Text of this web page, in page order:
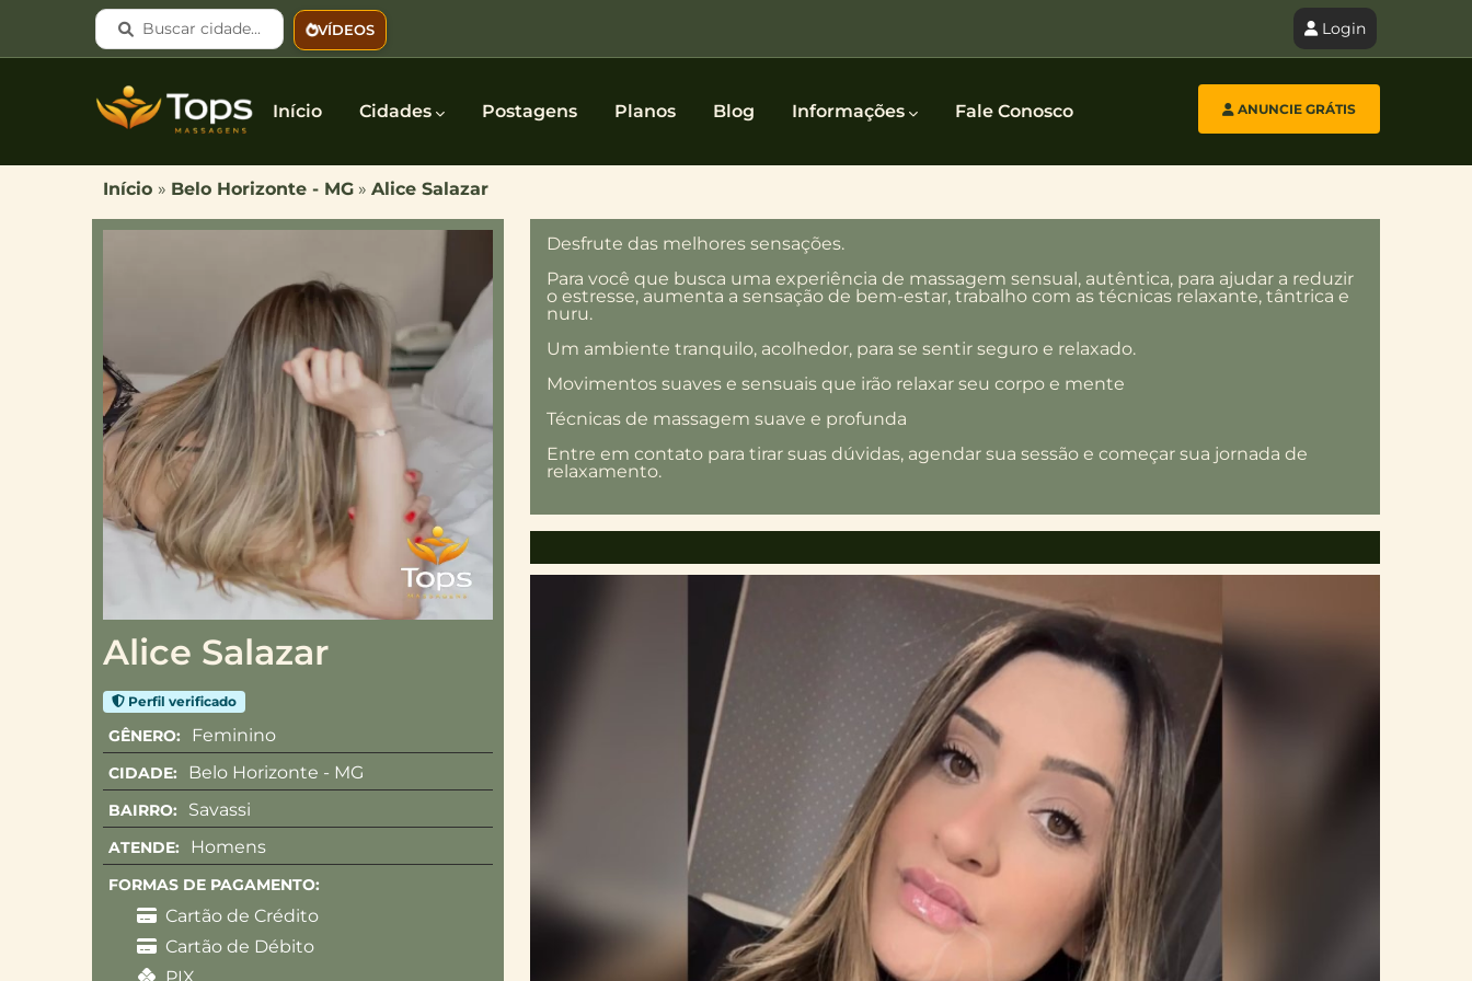
Pular para o conteúdo principal
Buscar cidade... VÍDEOS Login
Início Cidades Postagens Planos Blog Informações Fale Conosco ANUNCIE GRÁTIS
Início » Belo Horizonte - MG » Alice Salazar
Desfrute das melhores sensações.
Para você que busca uma experiência de massagem sensual, autêntica, para ajudar a reduzir
o estresse, aumenta a sensação de bem-estar, trabalho com as técnicas relaxante, tântrica e
nuru.
Um ambiente tranquilo, acolhedor, para se sentir seguro e relaxado.
Movimentos suaves e sensuais que irão relaxar seu corpo e mente
Técnicas de massagem suave e profunda
Entre em contato para tirar suas dúvidas, agendar sua sessão e começar sua jornada de
relaxamento.
Alice Salazar
Perfil verificado
GÊNERO: Feminino
CIDADE: Belo Horizonte - MG
BAIRRO: Savassi
ATENDE: Homens
FORMAS DE PAGAMENTO:
Cartão de Crédito
Cartão de Débito